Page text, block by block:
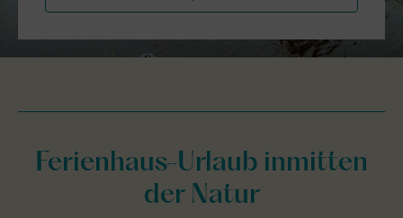
Ferienhaus-Urlaub inmitten
der Natur